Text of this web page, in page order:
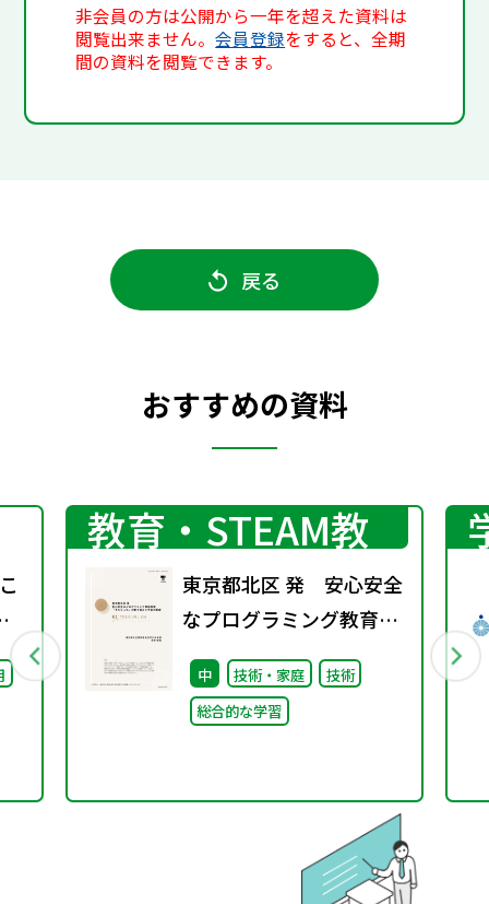
非会員の方は公開から一年を超えた資料は
閲覧出来ません。会員登録をすると、全期
間の資料を閲覧できます。
戻る
おすすめの資料
教育・STEAM教
育
東京都北区 発 安心安全
なプログラミング教育環
境「きたらっち」の取り
組みと今後の展望
01「きたらっち」とは
中 技術・家庭
技術
総合的な学習